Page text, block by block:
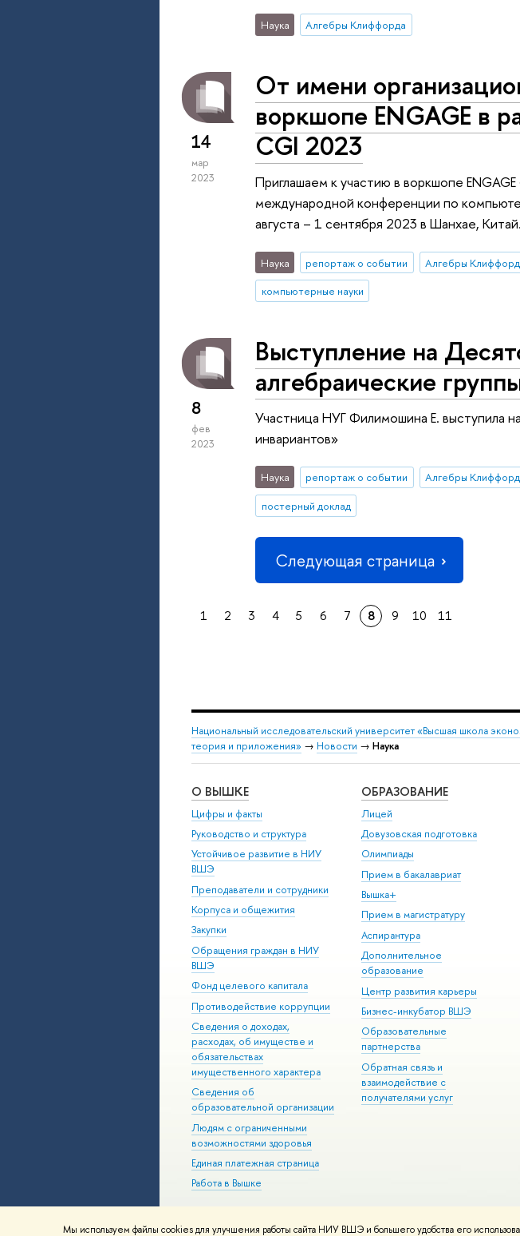
Мы используем файлы cookies для улучшения работы сайта НИУ ВШЭ и большего удобства его
Наука Алгебры Клиффорда
14
мар
2023
От имени
воркшопе ENGAGE в
CGI 2023
Приглашаем к участию в воркшопе
международной конференции по
августа – 1 сентября 2023 в Шанхае, Китай.
Наука репортаж о событии Алгебры
компьютерные науки
8
фев
2023
Выступление на
алгебраические
Участница НУГ Филимошина Е. выступила
инвариантов»
Наука репортаж о событии Алгебры
постерный доклад
Следующая страница
1 2 3 4 5 6 7 8 9 10 11
Национальный исследовательский университет «Высшая школа
теория и приложения» → Новости → Наука
О ВЫШКЕ
Цифры и факты
Руководство и структура
Устойчивое развитие в НИУ
ВШЭ
Преподаватели и сотрудники
Корпуса и общежития
Закупки
Обращения граждан в НИУ
ВШЭ
Фонд целевого капитала
Противодействие коррупции
Сведения о доходах,
расходах, об имуществе и
обязательствах
имущественного характера
Сведения об
образовательной организации
Людям с ограниченными
возможностями здоровья
Единая платежная страница
Работа в Вышке
ОБРАЗОВАНИЕ
Лицей
Довузовская подготовка
Олимпиады
Прием в бакалавриат
Вышка+
Прием в магистратуру
Аспирантура
Дополнительное
образование
Центр развития карьеры
Бизнес-инкубатор ВШЭ
Образовательные
партнерства
Обратная связь и
взаимодействие с
получателями услуг
© НИУ ВШЭ 1993–2026 Адреса и контакты Условия использования